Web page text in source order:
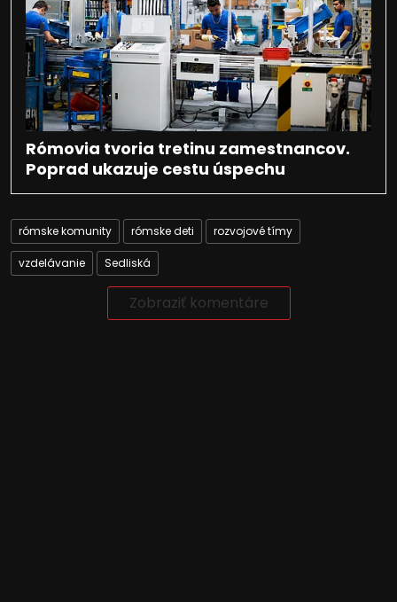
Rómovia tvoria tretinu zamestnancov.
Poprad ukazuje cestu úspechu
rómske komunity rómske deti rozvojové tímy
vzdelávanie Sedliská
Zobraziť komentáre